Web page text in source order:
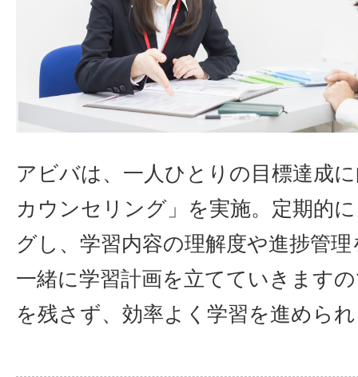
アビバは、一人ひとりの目標達成
カウンセリング」を実施。定期的
グし、学習内容の理解度や進捗管
一緒に学習計画を立てていきます
を残さず、効率よく学習を進めら